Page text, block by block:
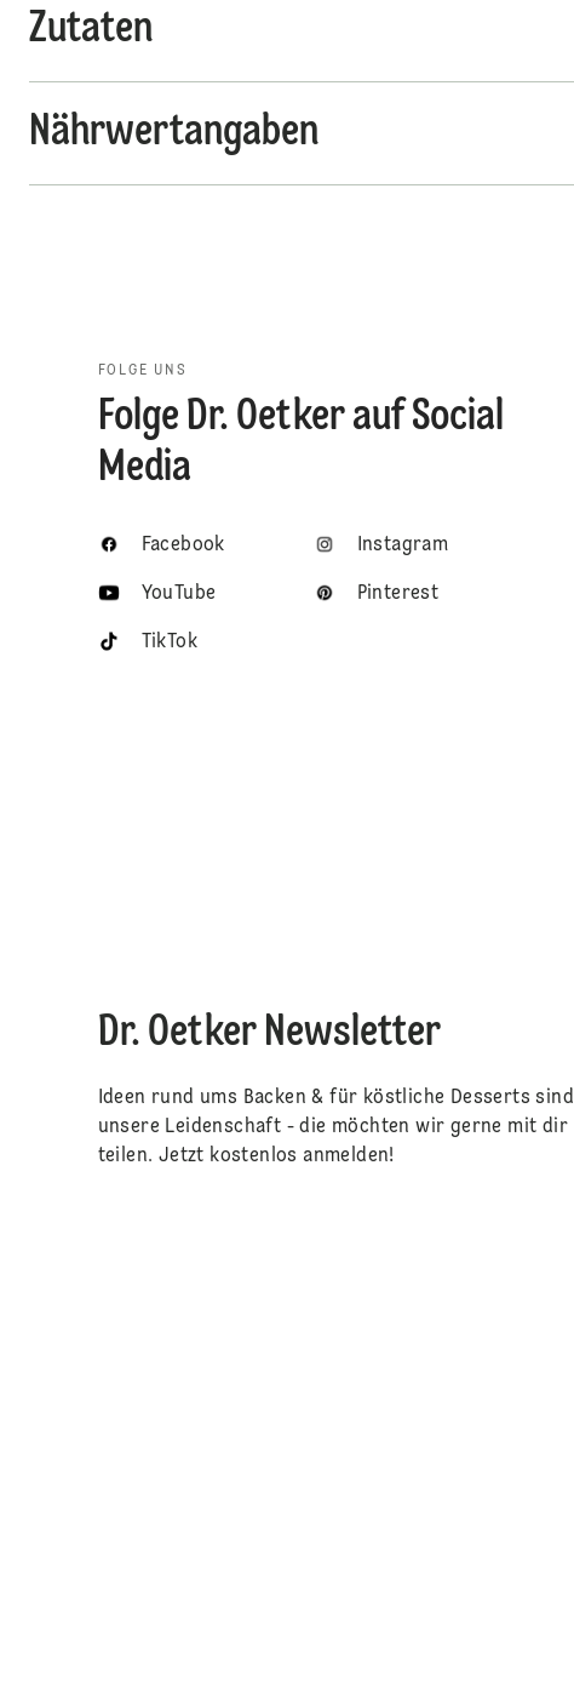
Zutaten
Nährwertangaben
FOLGE UNS
Folge Dr. Oetker auf Social
Media
Facebook Instagram
YouTube Pinterest
TikTok
Dr. Oetker Newsletter
Ideen rund ums Backen & für köstliche Desserts sind
unsere Leidenschaft - die möchten wir gerne mit dir
teilen. Jetzt kostenlos anmelden!